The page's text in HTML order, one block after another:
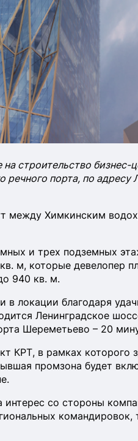
строительство
речного порта, по адресу
между Химкинским
и трех подземных
м, которые девелопер
940 кв. м.
в локации благодаря
Ленинградское
Шереметьево – 20
КРТ, в рамках которого
промзона будет
со стороны
командировок,